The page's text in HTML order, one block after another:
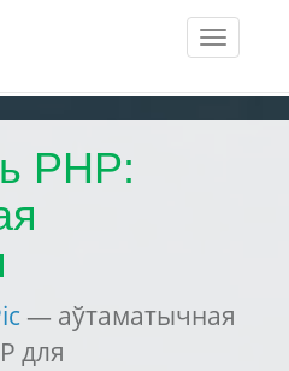
Toggle
PHP:
— аўтаматычная
для